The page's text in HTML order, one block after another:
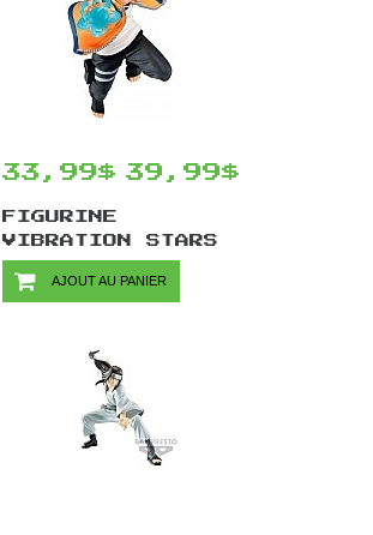
33,99$ 39,99$
FIGURINE
VIBRATION STARS
BORUTO NARUTO
NEXT GENERATIONS
AJOUT AU PANIER